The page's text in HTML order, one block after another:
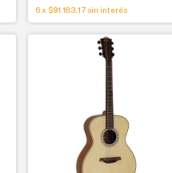
6x $91.183,17 sin interés